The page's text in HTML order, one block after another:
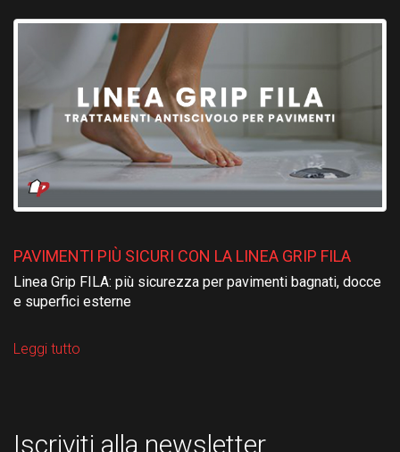
PAVIMENTI PIÙ SICURI CON LA LINEA GRIP FILA
Linea Grip FILA: più sicurezza per pavimenti bagnati, docce
e superfici esterne
Leggi tutto
Iscriviti alla newsletter